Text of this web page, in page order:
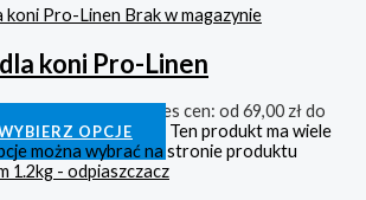
Brak w magazynie
koni Pro-Linen
Zakres cen: od 69,00 zł do
OPCJE
Ten produkt ma wiele
można wybrać na stronie produktu